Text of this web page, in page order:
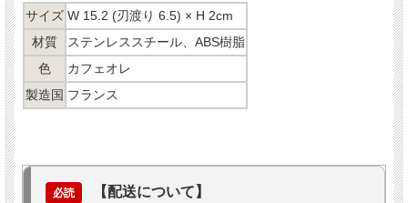
サイズ W 15.2 (刃渡り 6.5) × H 2cm
材質
ステンレススチール、ABS樹脂
色
カフェオレ
製造国 フランス
必読 【配送について】